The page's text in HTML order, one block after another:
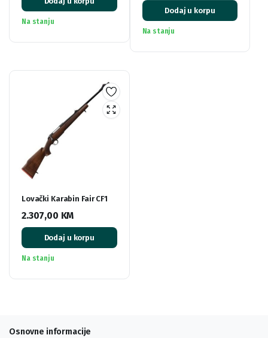
Na stanju
Dodaj u korpu
Na stanju
Lovački Karabin Fair CF1
2.307,00 KM
Dodaj u korpu
Na stanju
Osnovne informacije